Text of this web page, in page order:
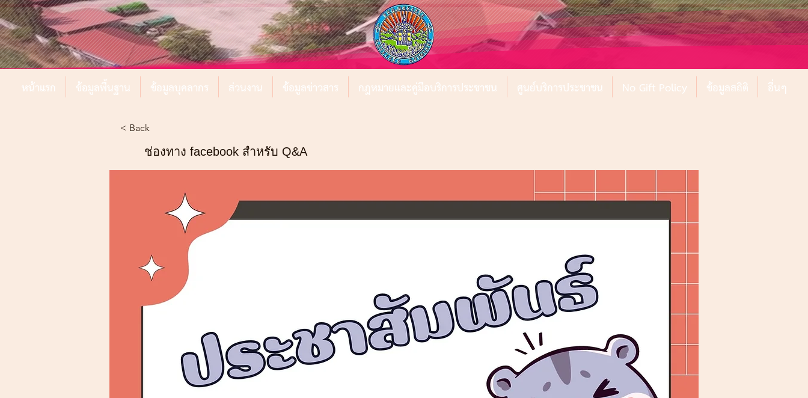
หน้าแรก ข้อมูลพื้นฐาน ข้อมูลบุคลากร ส่วนงาน ข้อมูลข่าวสาร กฎหมายและคู่มือบริการประชาชน ศูนย์บริการประชาชน No Gift Policy ข้อมูลสถิติ อื่นๆ
< Back
ช่องทาง facebook สำหรับ Q&A